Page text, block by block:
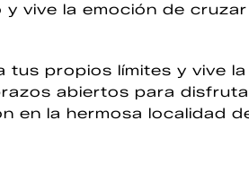
vive la emoción de
tus propios límites y vive
abiertos para
en la hermosa localidad